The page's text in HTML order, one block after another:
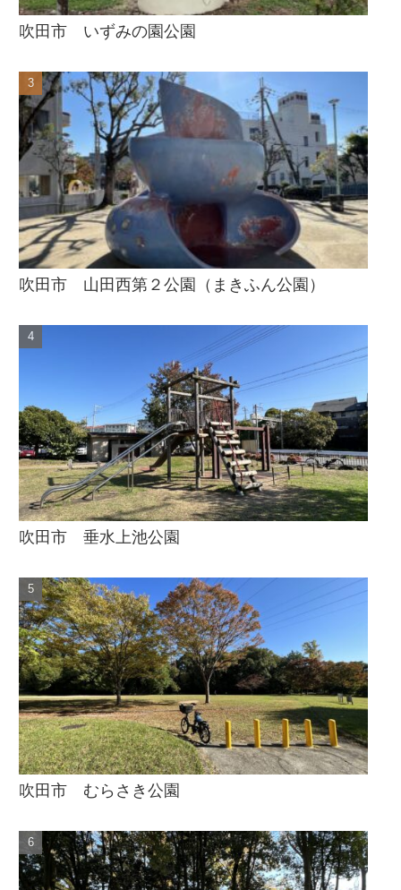
吹田市 いずみの園公園
吹田市 山田西第２公園（まきふん公園）
吹田市 垂水上池公園
吹田市 むらさき公園